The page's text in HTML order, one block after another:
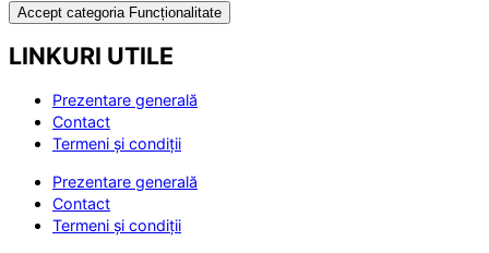
Accept categoria Funcționalitate
LINKURI UTILE
Prezentare generală
Contact
Termeni și condiții
Prezentare generală
Contact
Termeni și condiții